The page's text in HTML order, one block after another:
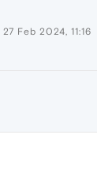
27 Feb 2024, 11:16